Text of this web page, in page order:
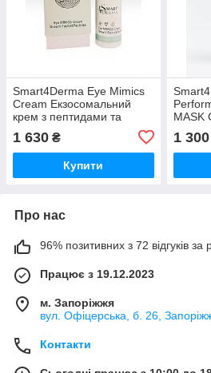
Smart4Derma Eye Mimics
Cream Екзосомальний
крем з пептидами та
очей, 30 мл
1 630 ₴
Купити
MASK
зони
1 300
Про нас
96% позитивних з 72 відгуків за
Працює з 19.12.2023
м. Запоріжжя
вул. Офіцерська, б. 26,
Контакти